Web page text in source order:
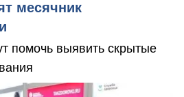
месячник
помочь выявить скрытые